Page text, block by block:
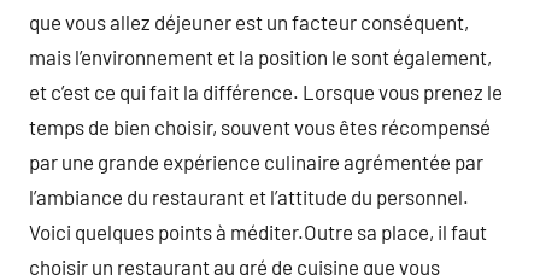
que vous allez déjeuner est un facteur conséquent,
mais l’environnement et la position le sont également,
et c’est ce qui fait la différence. Lorsque vous prenez le
temps de bien choisir, souvent vous êtes récompensé
par une grande expérience culinaire agrémentée par
l’ambiance du restaurant et l’attitude du personnel.
Voici quelques points à méditer.Outre sa place, il faut
choisir un restaurant au gré de cuisine que vous